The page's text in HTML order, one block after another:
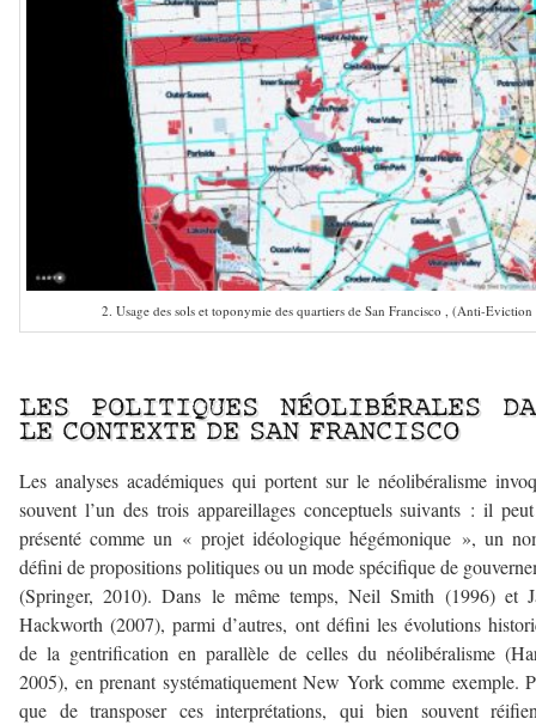
2. Usage des sols et toponymie des quartiers de San Francisco , (Anti-
LES POLITIQUES NÉOLIBÉRALES
LE CONTEXTE DE SAN FRANCISCO
Les analyses académiques qui portent sur le néolibéralisme
souvent l’un des trois appareillages conceptuels suivants : il
présenté comme un « projet idéologique hégémonique », un
défini de propositions politiques ou un mode spécifique de
(Springer, 2010). Dans le même temps, Neil Smith (1996) et
Hackworth (2007), parmi d’autres, ont défini les évolutions
de la gentrification en parallèle de celles du néolibéralisme
2005), en prenant systématiquement New York comme exemple.
que de transposer ces interprétations, qui bien souvent